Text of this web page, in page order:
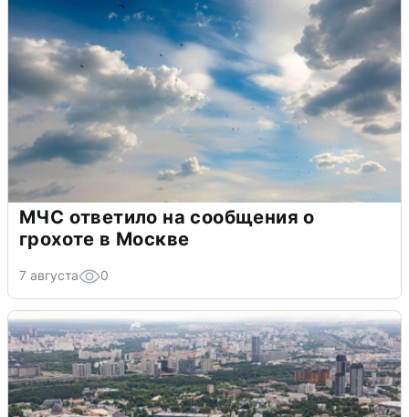
МЧС ответило на сообщения о
грохоте в Москве
7 августа 0